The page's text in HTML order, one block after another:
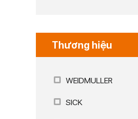
Thương hiệu
WEIDMULLER
SICK